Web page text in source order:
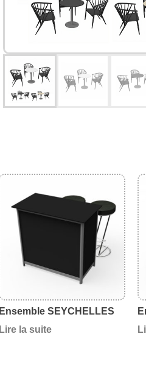
Ensemble SEYCHELLES
Lire la suite